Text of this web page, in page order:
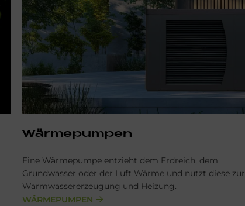
Wärmepumpen
Eine Wärmepumpe entzieht dem Erdreich, dem
Grundwasser oder der Luft Wärme und nutzt diese zur
Warmwassererzeugung und Heizung.
WÄRMEPUMPEN